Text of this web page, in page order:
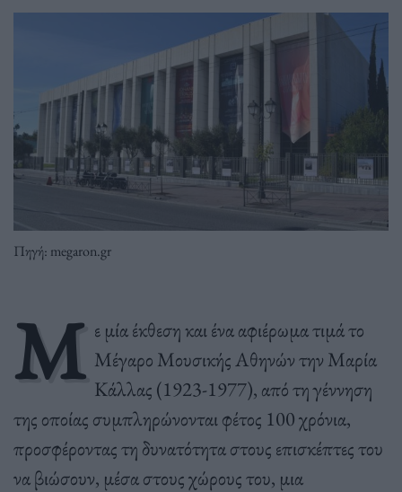
Πηγή: megaron.gr
Μ ε μία έκθεση και ένα αφιέρωμα τιμά το
Μέγαρο Μουσικής Αθηνών την Μαρία
Κάλλας (1923-1977), από τη γέννηση
της οποίας συμπληρώνονται φέτος 100 χρόνια,
προσφέροντας τη δυνατότητα στους επισκέπτες του
να βιώσουν, μέσα στους χώρους του, μια